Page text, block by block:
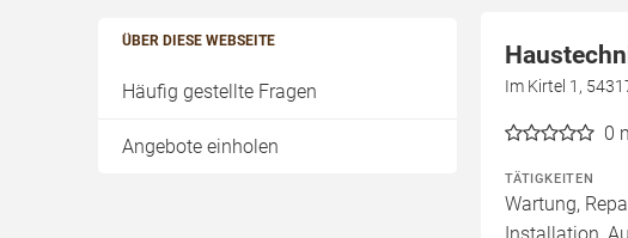
ÜBER DIESE WEBSEITE
Häufig gestellte Fragen
Angebote einholen
Im Kirtel 1,
0
TÄTIGKEITEN
Wartung,